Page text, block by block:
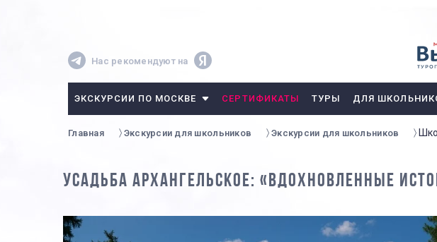
Нас рекомендуют на
ЭКСКУРСИИ ПО МОСКВЕ СЕРТИФИКАТЫ ТУРЫ ДЛЯ
Главная Экскурсии для школьников Экскурсии для школьников
УСАДЬБА АРХАНГЕЛЬСКОЕ: «ВДОХНОВЛЕННЫЕ